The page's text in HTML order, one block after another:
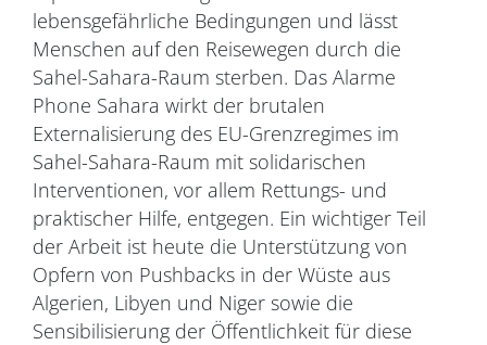
lebensgefährliche Bedingungen und lässt
Menschen auf den Reisewegen durch die
Sahel-Sahara-Raum sterben. Das Alarme
Phone Sahara wirkt der brutalen
Externalisierung des EU-Grenzregimes im
Sahel-Sahara-Raum mit solidarischen
Interventionen, vor allem Rettungs- und
praktischer Hilfe, entgegen. Ein wichtiger Teil
der Arbeit ist heute die Unterstützung von
Opfern von Pushbacks in der Wüste aus
Algerien, Libyen und Niger sowie die
Sensibilisierung der Öffentlichkeit für diese